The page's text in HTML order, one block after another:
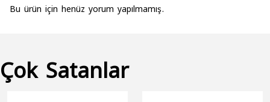
Bu ürün için henüz yorum yapılmamış.
Çok Satanlar